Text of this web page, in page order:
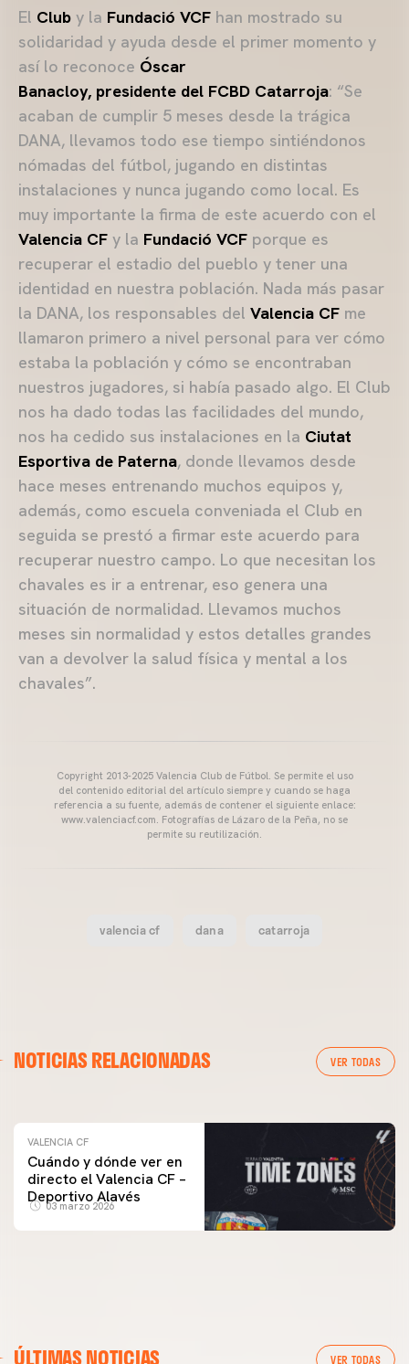
El Club y la Fundació VCF han mostrado su
solidaridad y ayuda desde el primer momento y
así lo reconoce Óscar
Banacloy, presidente del FCBD Catarroja: “Se
acaban de cumplir 5 meses desde la trágica
DANA, llevamos todo ese tiempo sintiéndonos
nómadas del fútbol, jugando en distintas
instalaciones y nunca jugando como local. Es
muy importante la firma de este acuerdo con el
Valencia CF y la Fundació VCF porque es
recuperar el estadio del pueblo y tener una
identidad en nuestra población. Nada más pasar
la DANA, los responsables del Valencia CF me
llamaron primero a nivel personal para ver cómo
estaba la población y cómo se encontraban
nuestros jugadores, si había pasado algo. El Club
nos ha dado todas las facilidades del mundo,
nos ha cedido sus instalaciones en la Ciutat
Esportiva de Paterna, donde llevamos desde
hace meses entrenando muchos equipos y,
además, como escuela conveniada el Club en
seguida se prestó a firmar este acuerdo para
recuperar nuestro campo. Lo que necesitan los
chavales es ir a entrenar, eso genera una
situación de normalidad. Llevamos muchos
meses sin normalidad y estos detalles grandes
van a devolver la salud física y mental a los
chavales”.
Copyright 2013-2025 Valencia Club de Fútbol. Se permite el uso
del contenido editorial del artículo siempre y cuando se haga
referencia a su fuente, además de contener el siguiente enlace:
www.valenciacf.com. Fotografías de Lázaro de la Peña, no se
permite su reutilización.
valencia cf dana catarroja
NOTICIAS RELACIONADAS VER TODAS
ENTRENAMIENTO DEL VALENCIA CF 04/03/26
VALENCIA CF
Cuándo y dónde ver en
directo el Valencia CF –
Deportivo Alavés
03 marzo 2026
ÚLTIMAS NOTICIAS VER TODAS